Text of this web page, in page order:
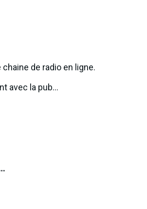
de radio en ligne.
avec la pub…